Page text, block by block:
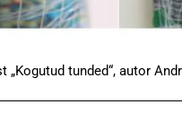
tunded“, autor